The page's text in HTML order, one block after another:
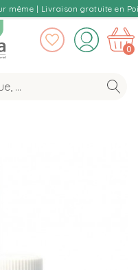
même | Livraison gratuite en
0